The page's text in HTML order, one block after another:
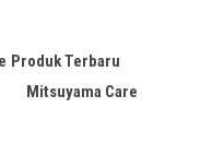
Produk Terbaru
Mitsuyama Care